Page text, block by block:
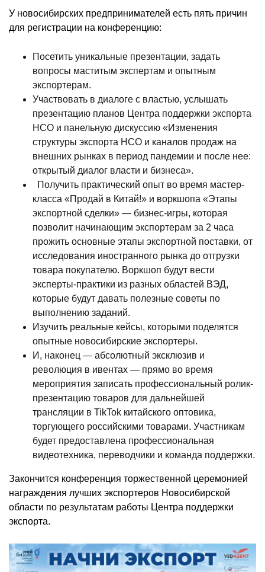
У новосибирских предпринимателей есть пять причин
для регистрации на конференцию:
Посетить уникальные презентации, задать
вопросы маститым экспертам и опытным
экспортерам.
Участвовать в диалоге с властью, услышать
презентацию планов Центра поддержки экспорта
НСО и панельную дискуссию «Изменения
структуры экспорта НСО и каналов продаж на
внешних рынках в период пандемии и после нее:
открытый диалог власти и бизнеса».
Получить практический опыт во время мастер-
класса «Продай в Китай!» и воркшопа «Этапы
экспортной сделки» — бизнес-игры, которая
позволит начинающим экспортерам за 2 часа
прожить основные этапы экспортной поставки, от
исследования иностранного рынка до отгрузки
товара покупателю. Воркшоп будут вести
эксперты-практики из разных областей ВЭД,
которые будут давать полезные советы по
выполнению заданий.
Изучить реальные кейсы, которыми поделятся
опытные новосибирские экспортеры.
И, наконец — абсолютный эксклюзив и
революция в ивентах — прямо во время
мероприятия записать профессиональный ролик-
презентацию товаров для дальнейшей
трансляции в TikTok китайского оптовика,
торгующего российскими товарами. Участникам
будет предоставлена профессиональная
видеотехника, переводчики и команда поддержки.
Закончится конференция торжественной церемонией
награждения лучших экспортеров Новосибирской
области по результатам работы Центра поддержки
экспорта.